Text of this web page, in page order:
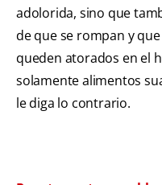
adolorida, sino que
de que se rompan y
queden atorados en el
solamente alimentos
le diga lo contrario.